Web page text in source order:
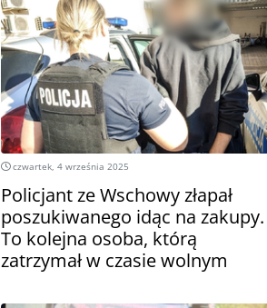
czwartek, 4 września 2025
Policjant ze Wschowy złapał
poszukiwanego idąc na zakupy.
To kolejna osoba, którą
zatrzymał w czasie wolnym